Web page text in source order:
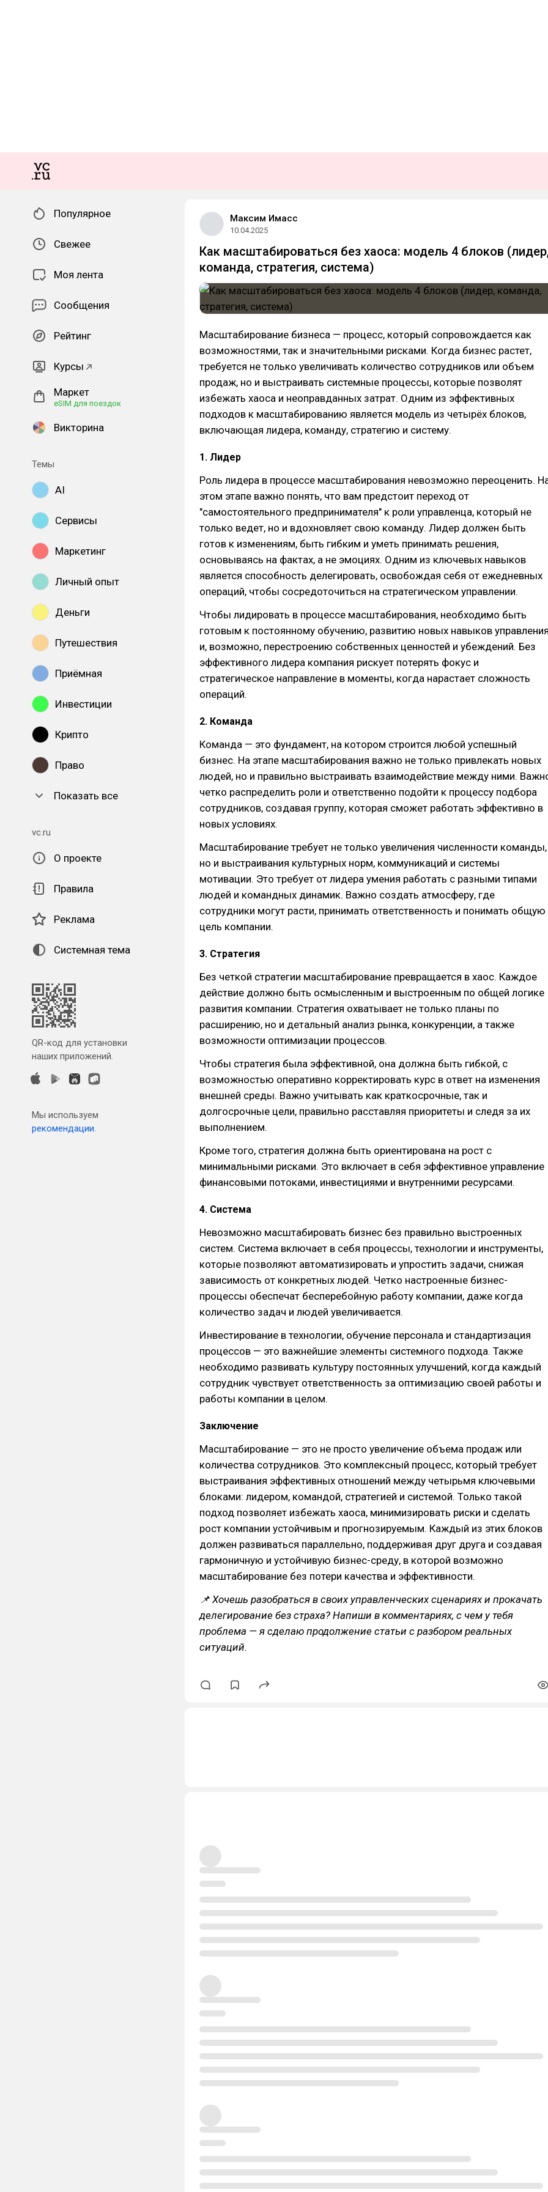
Популярное
Свежее
Моя лента
Сообщения
Рейтинг
Курсы
Маркет
eSIM для поездок
Викторина
Темы
AI
Сервисы
Маркетинг
Личный опыт
Деньги
Путешествия
Приёмная
Инвестиции
Крипто
Право
Показать все
vc.ru
О проекте
Правила
Реклама
Системная тема
QR-код для установки
наших приложений.
Мы используем
рекомендации.
Максим Имасс
10.04.2025
Как масштабироваться без хаоса: модель 4 блоков
команда, стратегия, система)
Масштабирование бизнеса — процесс, который сопровождается как
возможностями, так и значительными рисками. Когда бизнес растет,
требуется не только увеличивать количество сотрудников или объем
продаж, но и выстраивать системные процессы, которые позволят
избежать хаоса и неоправданных затрат. Одним из эффективных
подходов к масштабированию является модель из четырёх блоков,
включающая лидера, команду, стратегию и систему.
1. Лидер
Роль лидера в процессе масштабирования невозможно переоценить.
этом этапе важно понять, что вам предстоит переход от
"самостоятельного предпринимателя" к роли управленца, который не
только ведет, но и вдохновляет свою команду. Лидер должен быть
готов к изменениям, быть гибким и уметь принимать решения,
основываясь на фактах, а не эмоциях. Одним из ключевых навыков
является способность делегировать, освобождая себя от ежедневных
операций, чтобы сосредоточиться на стратегическом управлении.
Чтобы лидировать в процессе масштабирования, необходимо быть
готовым к постоянному обучению, развитию новых навыков
и, возможно, перестроению собственных ценностей и убеждений. Без
эффективного лидера компания рискует потерять фокус и
стратегическое направление в моменты, когда нарастает сложность
операций.
2. Команда
Команда — это фундамент, на котором строится любой успешный
бизнес. На этапе масштабирования важно не только привлекать новых
людей, но и правильно выстраивать взаимодействие между ними.
четко распределить роли и ответственно подойти к процессу подбора
сотрудников, создавая группу, которая сможет работать эффективно в
новых условиях.
Масштабирование требует не только увеличения численности команды,
но и выстраивания культурных норм, коммуникаций и системы
мотивации. Это требует от лидера умения работать с разными типами
людей и командных динамик. Важно создать атмосферу, где
сотрудники могут расти, принимать ответственность и понимать общую
цель компании.
3. Стратегия
Без четкой стратегии масштабирование превращается в хаос. Каждое
действие должно быть осмысленным и выстроенным по общей логике
развития компании. Стратегия охватывает не только планы по
расширению, но и детальный анализ рынка, конкуренции, а также
возможности оптимизации процессов.
Чтобы стратегия была эффективной, она должна быть гибкой, с
возможностью оперативно корректировать курс в ответ на изменения
внешней среды. Важно учитывать как краткосрочные, так и
долгосрочные цели, правильно расставляя приоритеты и следя за их
выполнением.
Кроме того, стратегия должна быть ориентирована на рост с
минимальными рисками. Это включает в себя эффективное управление
финансовыми потоками, инвестициями и внутренними ресурсами.
4. Система
Невозможно масштабировать бизнес без правильно выстроенных
систем. Система включает в себя процессы, технологии и инструменты,
которые позволяют автоматизировать и упростить задачи, снижая
зависимость от конкретных людей. Четко настроенные бизнес-
процессы обеспечат бесперебойную работу компании, даже когда
количество задач и людей увеличивается.
Инвестирование в технологии, обучение персонала и стандартизация
процессов — это важнейшие элементы системного подхода. Также
необходимо развивать культуру постоянных улучшений, когда каждый
сотрудник чувствует ответственность за оптимизацию своей работы и
работы компании в целом.
Заключение
Масштабирование — это не просто увеличение объема продаж или
количества сотрудников. Это комплексный процесс, который требует
выстраивания эффективных отношений между четырьмя ключевыми
блоками: лидером, командой, стратегией и системой. Только такой
подход позволяет избежать хаоса, минимизировать риски и сделать
рост компании устойчивым и прогнозируемым. Каждый из этих блоков
должен развиваться параллельно, поддерживая друг друга и создавая
гармоничную и устойчивую бизнес-среду, в которой возможно
масштабирование без потери качества и эффективности.
📌 Хочешь разобраться в своих управленческих сценариях и прокачать
делегирование без страха? Напиши в комментариях, с чем у тебя
проблема — я сделаю продолжение статьи с разбором реальных
ситуаций.